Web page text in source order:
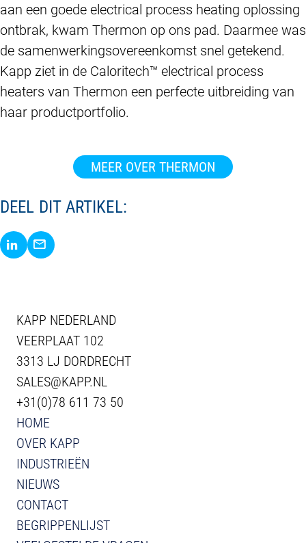
aan een goede electrical process heating oplossing
ontbrak, kwam Thermon op ons pad. Daarmee was
de samenwerkingsovereenkomst snel getekend.
Kapp ziet in de Caloritech™ electrical process
heaters van Thermon een perfecte uitbreiding van
haar productportfolio.
MEER OVER THERMON
DEEL DIT ARTIKEL:
Delen via LinkedIn
Delen via E-Mail
KAPP NEDERLAND
VEERPLAAT 102
3313 LJ DORDRECHT
SALES@KAPP.NL
+31(0)78 611 73 50
HOME
OVER KAPP
INDUSTRIEËN
NIEUWS
CONTACT
BEGRIPPENLIJST